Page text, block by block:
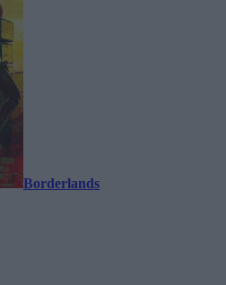
Borderlands